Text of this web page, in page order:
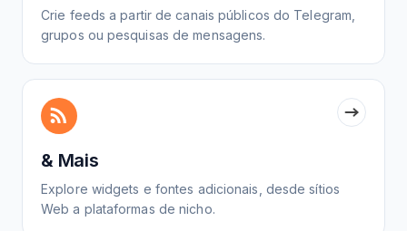
Crie feeds a partir de canais públicos do Telegram,
grupos ou pesquisas de mensagens.
& Mais
Explore widgets e fontes adicionais, desde sítios
Web a plataformas de nicho.